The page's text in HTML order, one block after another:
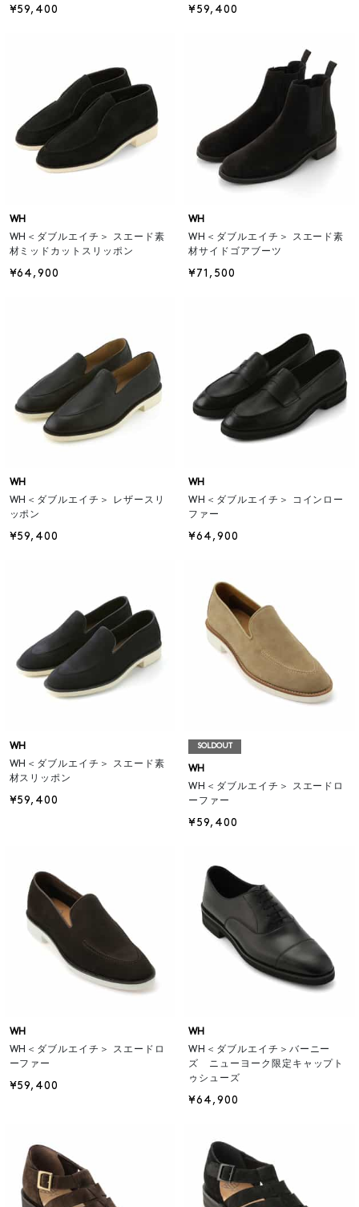
¥59,400 ¥59,400
WH
WH＜ダブルエイチ＞ スエード素
材ミッドカットスリッポン
¥64,900
WH
WH＜ダブルエイチ＞ スエード素
材サイドゴアブーツ
¥71,500
WH
WH＜ダブルエイチ＞ レザースリ
ッポン
¥59,400
WH
WH＜ダブルエイチ＞ コインロー
ファー
¥64,900
WH
WH＜ダブルエイチ＞ スエード素
材スリッポン
¥59,400
SOLDOUT
WH
WH＜ダブルエイチ＞ スエードロ
ーファー
¥59,400
WH
WH＜ダブルエイチ＞ スエードロ
ーファー
¥59,400
WH
WH＜ダブルエイチ＞バーニー
ズ ニューヨーク限定キャップト
ゥシューズ
¥64,900